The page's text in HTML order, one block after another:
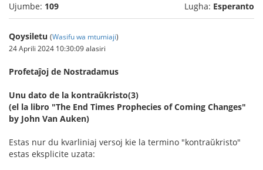
Ujumbe: 109 Lugha: Esperanto
Qoysiletu (Wasifu wa mtumiaji)
24 Aprili 2024 10:30:09 alasiri
Profetaĵoj de Nostradamus
Unu dato de la kontraŭkristo(3)
(el la libro "The End Times Prophecies of Coming Changes"
by John Van Auken)
Estas nur du kvarliniaj versoj kie la termino "kontraŭkristo"
estas eksplicite uzata: